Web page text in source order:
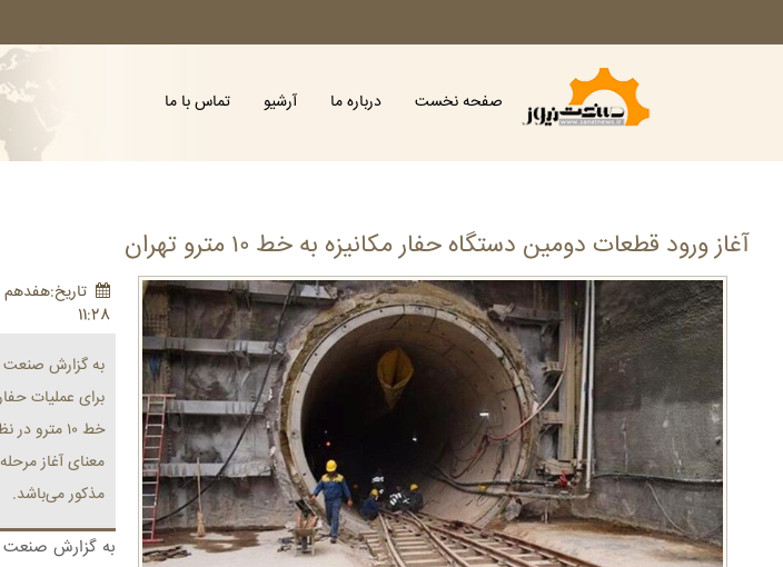
صفحه نخست درباره ما آرشیو تماس با ما
آغاز ورود قطعات دومین دستگاه حفار مکانیزه به خط ۱۰ مترو تهران
11:28
به گزارش صنعت
برای عملیات
خط ۱۰
معنای آغاز
مذکور می‌باشد.
به گزارش صنعت